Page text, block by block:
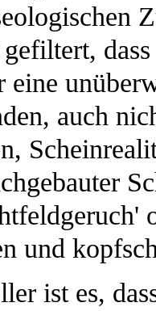
eine
auch
und
ist es,